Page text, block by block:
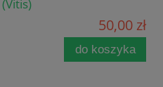
50,00 zł
do koszyka